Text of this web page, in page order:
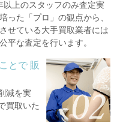
以上のスタッフのみ査定実
った「プロ」の観点から、
せている大手買取業者には
平な査定を行います。
とで 販
減を実
買取いた